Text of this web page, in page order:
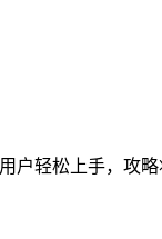
轻松上手，攻